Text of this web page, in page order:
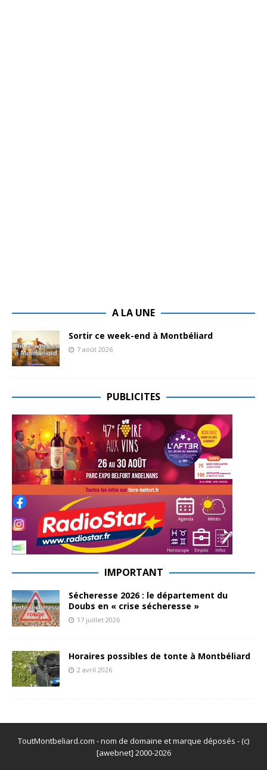
A LA UNE
Sortir ce week-end à Montbéliard
7 août 2026
PUBLICITES
IMPORTANT
Sécheresse 2026 : le département du
Doubs en « crise sécheresse »
17 juillet 2026
Horaires possibles de tonte à Montbéliard
2 avril 2026
ToutMontbeliard.com - nom de domaine et marque déposés - (c)
[awebnet] 2000-2026